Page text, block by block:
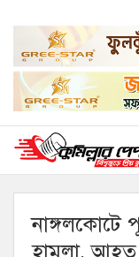
নাঙ্গলকোটে
হামলা,